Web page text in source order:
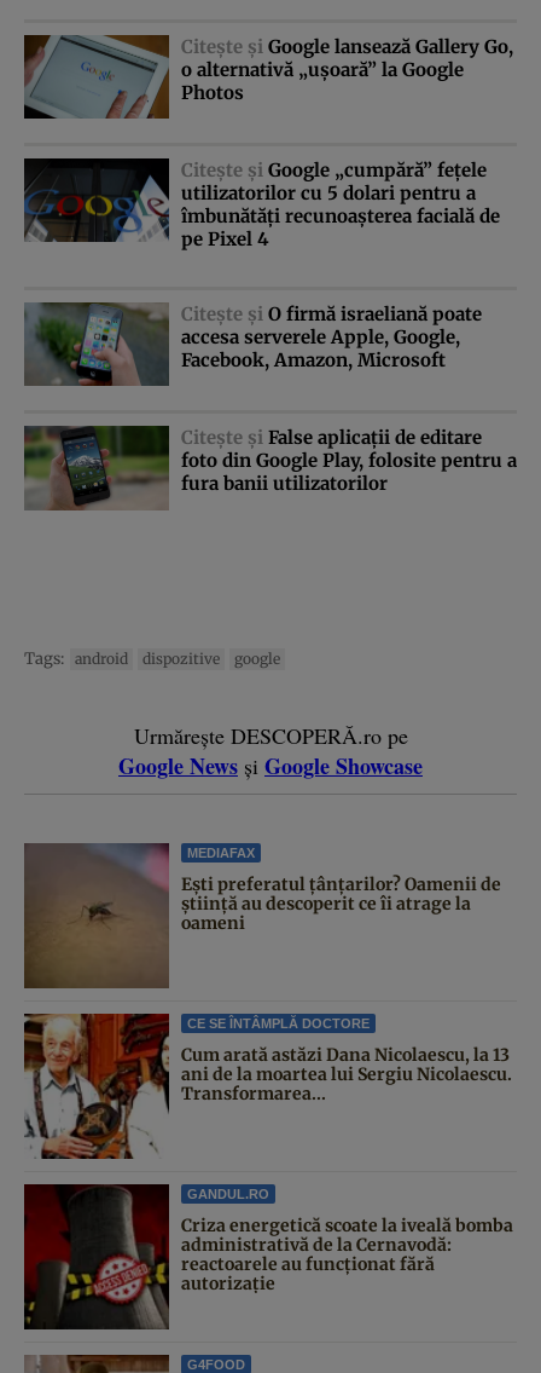
Citeşte şi Google lansează Gallery Go,
o alternativă „uşoară” la Google
Photos
Citeşte şi Google „cumpără” feţele
utilizatorilor cu 5 dolari pentru a
îmbunătăţi recunoaşterea facială de
pe Pixel 4
Citeşte şi O firmă israeliană poate
accesa serverele Apple, Google,
Facebook, Amazon, Microsoft
Citeşte şi False aplicaţii de editare
foto din Google Play, folosite pentru a
fura banii utilizatorilor
Tags: android dispozitive google
Urmărește DESCOPERĂ.ro pe
Google News și Google Showcase
MEDIAFAX
Ești preferatul țânțarilor? Oamenii de
știință au descoperit ce îi atrage la
oameni
CE SE ÎNTÂMPLĂ DOCTORE
Cum arată astăzi Dana Nicolaescu, la 13
ani de la moartea lui Sergiu Nicolaescu.
Transformarea...
GANDUL.RO
Criza energetică scoate la iveală bomba
administrativă de la Cernavodă:
reactoarele au funcționat fără
autorizație
G4FOOD